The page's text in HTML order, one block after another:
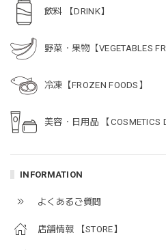
飲料 【DRINK】
野菜・果物【VEGETABLES
冷凍【FROZEN FOODS】
美容・日用品 【COSMETICS
INFORMATION
よくあるご質問
店舗情報 【STORE】